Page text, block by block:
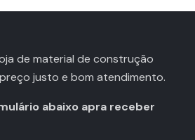
de material de construção
justo e bom atendimento.
abaixo apra receber